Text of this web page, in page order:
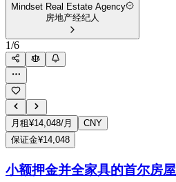
Mindset Real Estate Agency
房地产经纪人
1/6
月租¥14,048/月
CNY
保证金¥14,048
小额押金并全家具的首尔房屋